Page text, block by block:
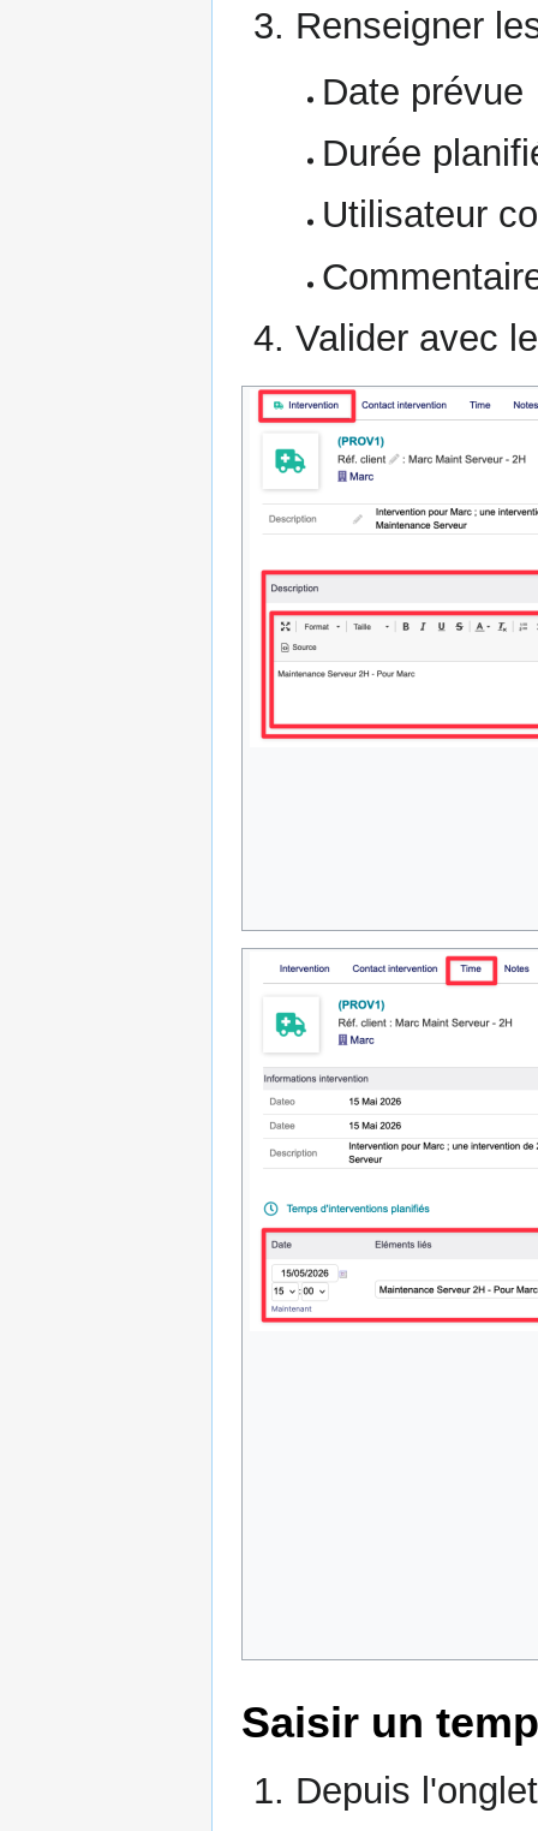
Renseigner
Date prévue
Durée
Utilisateur
Valider avec
Saisir un
Depuis